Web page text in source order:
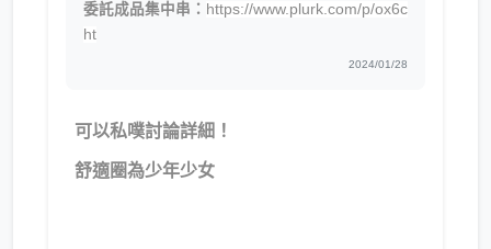
委託成品集中串： https://www.plurk.com/p/ox6c
ht
2024/01/28
可以私噗討論詳細！
舒適圈為少年少女